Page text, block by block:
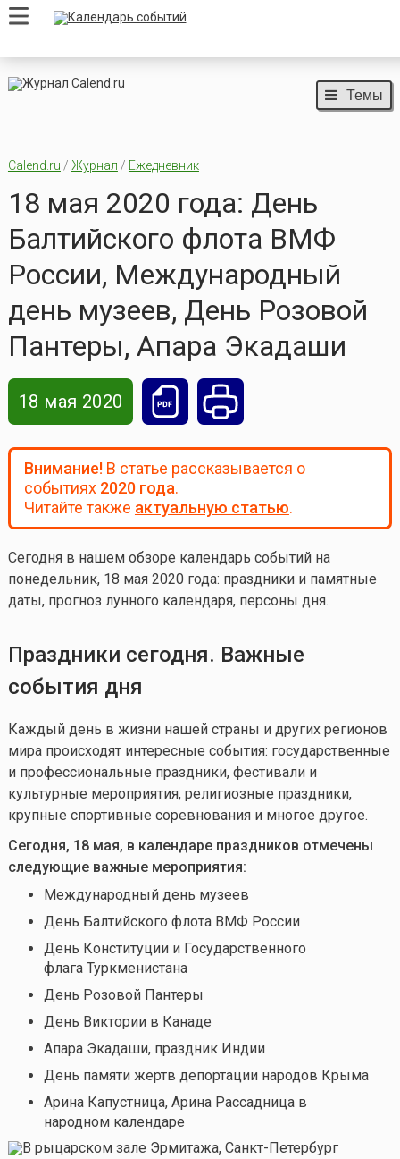
Темы
Calend.ru / Журнал / Ежедневник
18 мая 2020 года: День
Балтийского флота ВМФ
России, Международный
день музеев, День Розовой
Пантеры, Апара Экадаши
18 мая 2020
Внимание!В статье рассказывается о
событиях 2020 года.
Читайте также актуальную статью.
Сегодня в нашем обзоре календарь событий на
понедельник, 18 мая 2020 года: праздники и памятные
даты, прогноз лунного календаря, персоны дня.
Праздники сегодня. Важные
события дня
Каждый день в жизни нашей страны и других регионов
мира происходят интересные события: государственные
и профессиональные праздники, фестивали и
культурные мероприятия, религиозные праздники,
крупные спортивные соревнования и многое другое.
Сегодня, 18 мая, в календаре праздников отмечены
следующие важные мероприятия:
Международный день музеев
День Балтийского флота ВМФ России
День Конституции и Государственного
флага Туркменистана
День Розовой Пантеры
День Виктории в Канаде
Апара Экадаши, праздник Индии
День памяти жертв депортации народов Крыма
Арина Капустница, Арина Рассадница в
народном календаре